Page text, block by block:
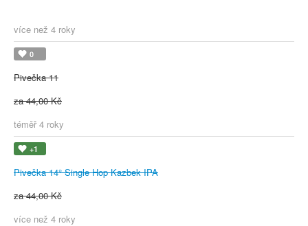
více než 4 roky
0
Pivečka 11
za 44,00 Kč
téměř 4 roky
+1
Pivečka 14° Single Hop Kazbek IPA
za 44,00 Kč
více než 4 roky